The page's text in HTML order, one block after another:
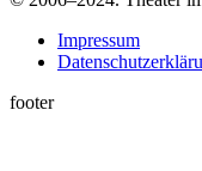
Impressum
footer